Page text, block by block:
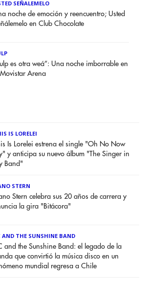
SEÑALEMELO
noche de emoción y reencuentro; Usted
en Club Chocolate
es otra weá”: Una noche imborrable en
Arena
IS LORELEI
Is Lorelei estrena el single "Oh No Now
y anticipa su nuevo álbum "The Singer in
Band"
STERN
Stern celebra sus 20 años de carrera y
la gira "Bitácora"
AND THE SUNSHINE BAND
and the Sunshine Band: el legado de la
que convirtió la música disco en un
mundial regresa a Chile